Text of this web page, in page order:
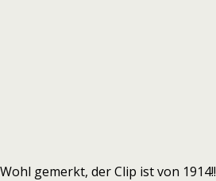
Wohl gemerkt, der Clip ist von 1914!!